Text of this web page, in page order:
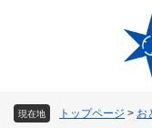
現在地 トップページ > お